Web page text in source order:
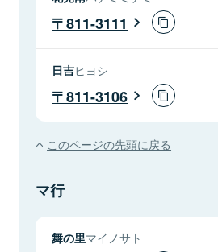
811-3111
日吉ヒヨシ
811-3106
このページの先頭に戻る
マ行
舞の里マイノサト